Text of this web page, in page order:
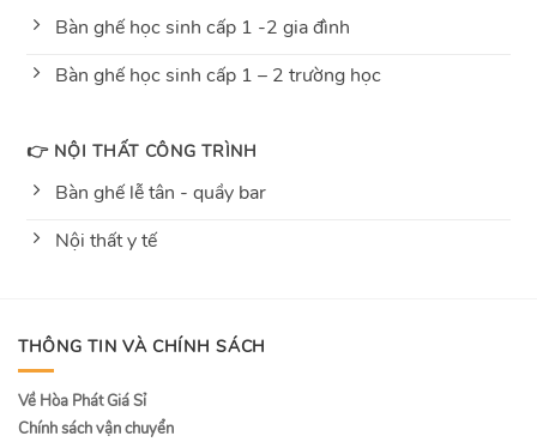
Bàn ghế học sinh cấp 1 -2 gia đình
Bàn ghế học sinh cấp 1 – 2 trường học
👉 NỘI THẤT CÔNG TRÌNH
Bàn ghế lễ tân - quầy bar
Nội thất y tế
THÔNG TIN VÀ CHÍNH SÁCH
Về Hòa Phát Giá Sỉ
Chính sách vận chuyển